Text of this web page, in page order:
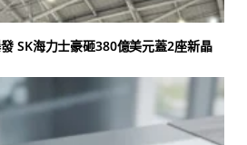
SK海力士豪砸380億美元蓋2座新晶